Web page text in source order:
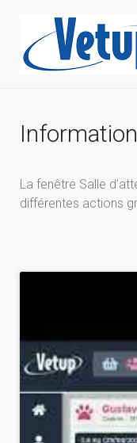
La fenêtre Salle
différentes actions